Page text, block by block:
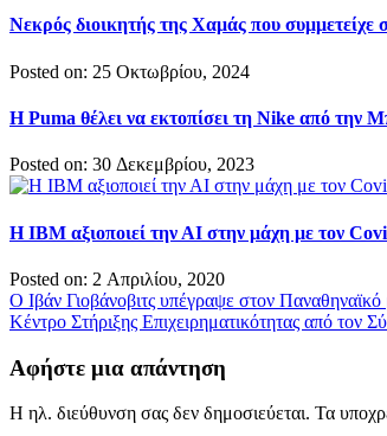
Νεκρός διοικητής της Χαμάς που συμμετείχε
Posted on: 25 Οκτωβρίου, 2024
Η Puma θέλει να εκτοπίσει τη Nike από την
Posted on: 30 Δεκεμβρίου, 2023
Η IBM αξιοποιεί την ΑΙ στην μάχη με τον
Posted on: 2 Απριλίου, 2020
Πλοήγηση
άρθρων
O Iβάν Γιοβάνοβιτς υπέγραψε στον Παναθηναϊκό
Κέντρο Στήριξης Επιχειρηματικότητας από τον
Αφήστε μια απάντηση
Η ηλ. διεύθυνση σας δεν δημοσιεύεται. Τα